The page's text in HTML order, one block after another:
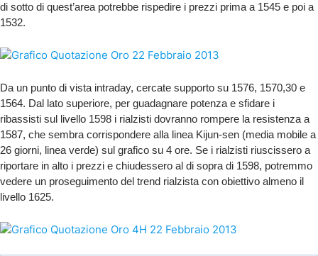
di sotto di quest’area potrebbe rispedire i prezzi prima a 1545 e poi a
1532.
Da un punto di vista intraday, cercate supporto su 1576, 1570,30 e
1564. Dal lato superiore, per guadagnare potenza e sfidare i
ribassisti sul livello 1598 i rialzisti dovranno rompere la resistenza a
1587, che sembra corrispondere alla linea Kijun-sen (media mobile a
26 giorni, linea verde) sul grafico su 4 ore. Se i rialzisti riuscissero a
riportare in alto i prezzi e chiudessero al di sopra di 1598, potremmo
vedere un proseguimento del trend rialzista con obiettivo almeno il
livello 1625.